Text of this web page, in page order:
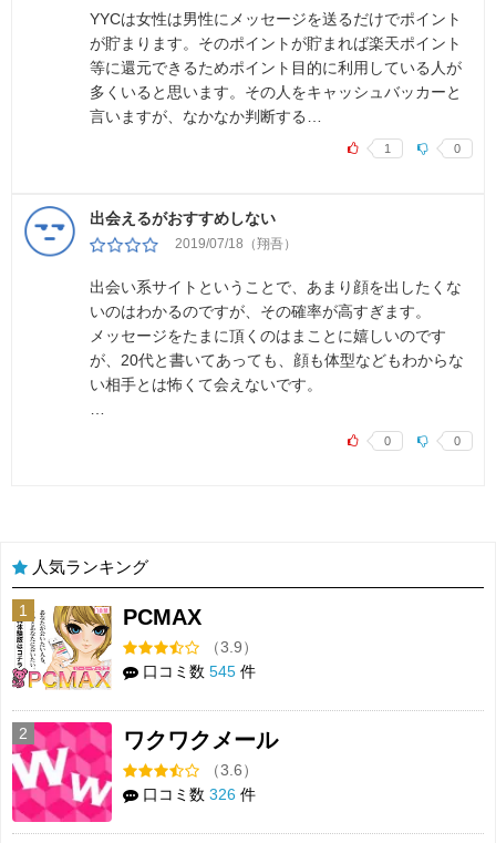
YYCは女性は男性にメッセージを送るだけでポイント
が貯まります。そのポイントが貯まれば楽天ポイント
等に還元できるためポイント目的に利用している人が
多くいると思います。その人をキャッシュバッカーと
言いますが、なかなか判断する…
1 0
出会えるがおすすめしない
2019/07/18（翔吾）
出会い系サイトということで、あまり顔を出したくな
いのはわかるのですが、その確率が高すぎます。
メッセージをたまに頂くのはまことに嬉しいのです
が、20代と書いてあっても、顔も体型などもわからな
い相手とは怖くて会えないです。
0 0
人気ランキング
1 PCMAX
（3.9）
口コミ数 545 件
2 ワクワクメール
（3.6）
口コミ数 326 件